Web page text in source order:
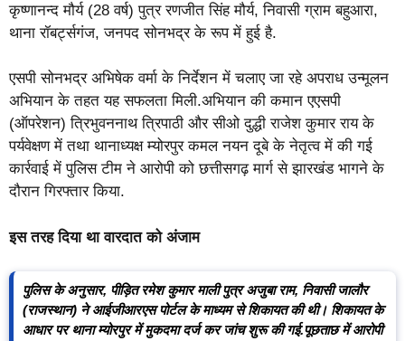
कृष्णानन्द मौर्य (28 वर्ष) पुत्र रणजीत सिंह मौर्य, निवासी ग्राम बहुआरा,
थाना रॉबर्ट्सगंज, जनपद सोनभद्र के रूप में हुई है.
एसपी सोनभद्र अभिषेक वर्मा के निर्देशन में चलाए जा रहे अपराध उन्मूलन
अभियान के तहत यह सफलता मिली.अभियान की कमान एएसपी
(ऑपरेशन) त्रिभुवननाथ त्रिपाठी और सीओ दुद्धी राजेश कुमार राय के
पर्यवेक्षण में तथा थानाध्यक्ष म्योरपुर कमल नयन दूबे के नेतृत्व में की गई
कार्रवाई में पुलिस टीम ने आरोपी को छत्तीसगढ़ मार्ग से झारखंड भागने के
दौरान गिरफ्तार किया.
इस तरह दिया था वारदात को अंजाम
पुलिस के अनुसार, पीड़ित रमेश कुमार माली पुत्र अजुबा राम, निवासी जालौर
(राजस्थान) ने आईजीआरएस पोर्टल के माध्यम से शिकायत की थी। शिकायत के
आधार पर थाना म्योरपुर में मुकदमा दर्ज कर जांच शुरू की गई.पूछताछ में आरोपी